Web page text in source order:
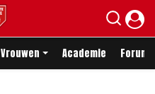
Vrouwen Academie Forum